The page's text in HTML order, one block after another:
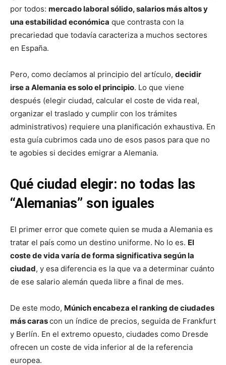
por todos: mercado laboral sólido, salarios más altos y
una estabilidad económica que contrasta con la
precariedad que todavía caracteriza a muchos sectores
en España.
Pero, como decíamos al principio del artículo, decidir
irse a Alemania es solo el principio. Lo que viene
después (elegir ciudad, calcular el coste de vida real,
organizar el traslado y cumplir con los trámites
administrativos) requiere una planificación exhaustiva. En
esta guía cubrimos cada uno de esos pasos para que no
te agobies si decides emigrar a Alemania.
Qué ciudad elegir: no todas las
“Alemanias” son iguales
El primer error que comete quien se muda a Alemania es
tratar el país como un destino uniforme. No lo es. El
coste de vida varía de forma significativa según la
ciudad, y esa diferencia es la que va a determinar cuánto
de ese salario alemán queda libre a final de mes.
De este modo, Múnich encabeza el ranking de ciudades
más carascon un índice de precios, seguida de Frankfurt
y Berlín. En el extremo opuesto, ciudades como Dresde
ofrecen un coste de vida inferior al de la referencia
europea.